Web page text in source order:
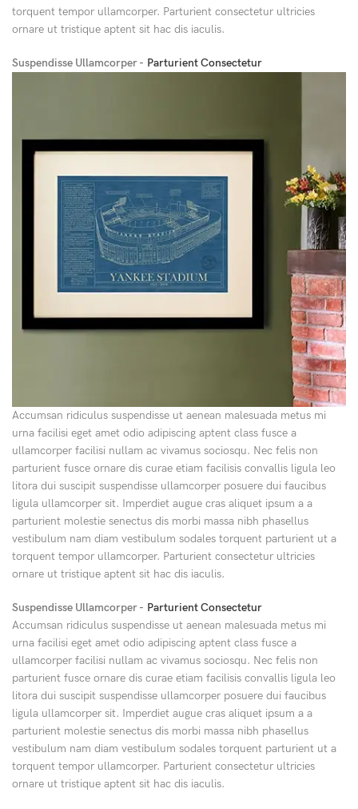
torquent tempor ullamcorper. Parturient consectetur ultricies
ornare ut tristique aptent sit hac dis iaculis.
Suspendisse Ullamcorper - Parturient Consectetur
Accumsan ridiculus suspendisse ut aenean malesuada metus mi
urna facilisi eget amet odio adipiscing aptent class fusce a
ullamcorper facilisi nullam ac vivamus sociosqu. Nec felis non
parturient fusce ornare dis curae etiam facilisis convallis ligula leo
litora dui suscipit suspendisse ullamcorper posuere dui faucibus
ligula ullamcorper sit. Imperdiet augue cras aliquet ipsum a a
parturient molestie senectus dis morbi massa nibh phasellus
vestibulum nam diam vestibulum sodales torquent parturient ut a
torquent tempor ullamcorper. Parturient consectetur ultricies
ornare ut tristique aptent sit hac dis iaculis.
Suspendisse Ullamcorper - Parturient Consectetur
Accumsan ridiculus suspendisse ut aenean malesuada metus mi
urna facilisi eget amet odio adipiscing aptent class fusce a
ullamcorper facilisi nullam ac vivamus sociosqu. Nec felis non
parturient fusce ornare dis curae etiam facilisis convallis ligula leo
litora dui suscipit suspendisse ullamcorper posuere dui faucibus
ligula ullamcorper sit. Imperdiet augue cras aliquet ipsum a a
parturient molestie senectus dis morbi massa nibh phasellus
vestibulum nam diam vestibulum sodales torquent parturient ut a
torquent tempor ullamcorper. Parturient consectetur ultricies
ornare ut tristique aptent sit hac dis iaculis.